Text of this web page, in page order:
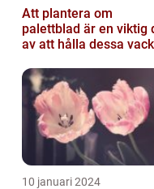
Att plantera om
palettblad är en viktig
av att hålla dessa
välmående...
10 januari 2024